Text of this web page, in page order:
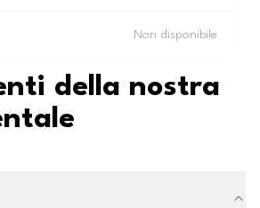
Non disponibile
della nostra